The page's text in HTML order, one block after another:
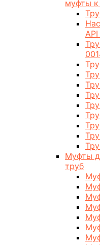
муфты
Муфты
труб